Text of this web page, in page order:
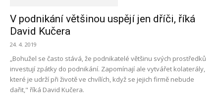
V podnikání většinou uspějí jen dříči, říká
David Kučera
24. 4. 2019
„Bohužel se často stává, že podnikatelé většinu svých prostředků
investují zpátky do podnikání. Zapomínají ale vytvářet kolaterály,
které je udrží při životě ve chvílích, když se jejich firmě nebude
dařit," říká David Kučera.